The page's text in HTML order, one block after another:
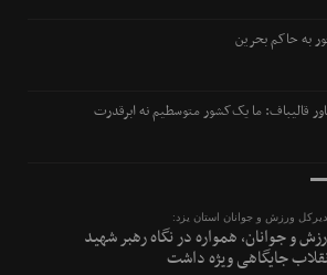
به حاکم بحرین
قالیباف: ما یک‌کشور متوسطیم نه ابرقدرت
ورزش و جوانان استان یزد:
و جوانان، همواره در نگاه رهبر شهید
جایگاهی ویژه داشت